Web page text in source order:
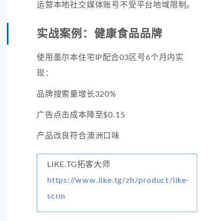
运营本地社交媒体账号不受平台地域限制。
实战案例：健康食品品牌
使用墨尔本住宅IP配合03区号6个月内实
现：
品牌搜索量增长320%
广告点击成本降至$0.15
产品改良符合澳洲口味
LIKE.TG拓客大师
https://www.like.tg/zh/product/like-
scrm